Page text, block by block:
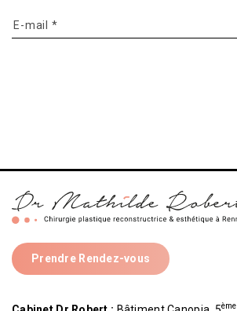
Prendre Rendez-vous
ème